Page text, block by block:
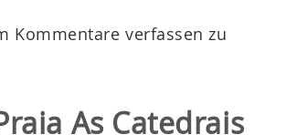
Kommentare verfassen zu
As Catedrais